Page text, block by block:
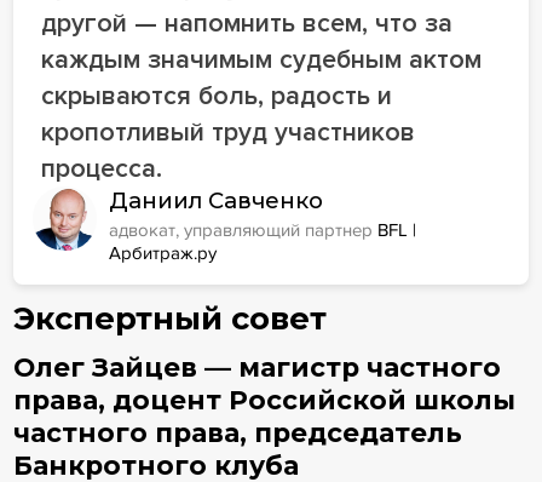
другой — напомнить всем, что за
каждым значимым судебным актом
скрываются боль, радость и
кропотливый труд участников
процесса.
Даниил Савченко
адвокат, управляющий партнер BFL |
Арбитраж.ру
Экспертный совет
Олег Зайцев — магистр частного
права, доцент Российской школы
частного права, председатель
Банкротного клуба